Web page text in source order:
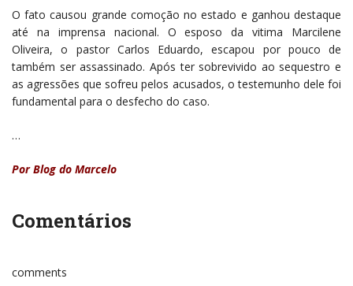
O fato causou grande comoção no estado e ganhou destaque
até na imprensa nacional. O esposo da vitima Marcilene
Oliveira, o pastor Carlos Eduardo, escapou por pouco de
também ser assassinado. Após ter sobrevivido ao sequestro e
as agressões que sofreu pelos acusados, o testemunho dele foi
fundamental para o desfecho do caso.
…
Por Blog do Marcelo
Comentários
comments